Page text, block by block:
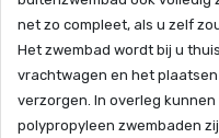
net zo compleet, als u zelf
Het zwembad wordt bij u
vrachtwagen en het
verzorgen. In overleg kunnen
polypropyleen zwembaden